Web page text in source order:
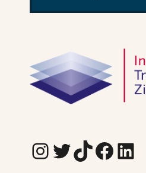
InstagramTwitter TikTok Facebook LinkedIn